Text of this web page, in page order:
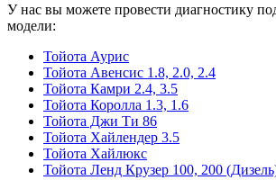
У нас вы можете провести диагностику
модели:
Тойота Аурис
Тойота Авенсис 1.8, 2.0, 2.4
Тойота Камри 2.4, 3.5
Тойота Королла 1.3, 1.6
Тойота Джи Ти 86
Тойота Хайлендер 3.5
Тойота Хайлюкс
Тойота Ленд Крузер 100, 200